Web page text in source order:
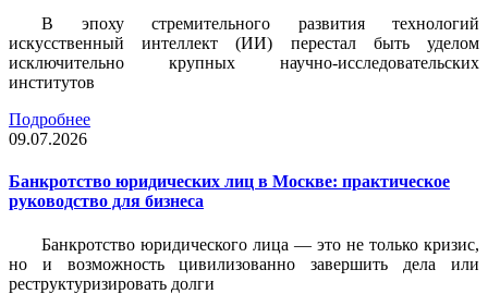
В эпоху стремительного развития технологий
искусственный интеллект (ИИ) перестал быть уделом
исключительно крупных научно-исследовательских
институтов
Подробнее
09.07.2026
Банкротство юридических лиц в Москве: практическое
руководство для бизнеса
Банкротство юридического лица — это не только кризис,
но и возможность цивилизованно завершить дела или
реструктуризировать долги